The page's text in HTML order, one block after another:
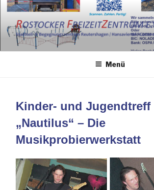
Zum
Inhalt
springen
Menü
Kinder- und Jugendtreff
„Nautilus“ – Die
Musikprobierwerkstatt